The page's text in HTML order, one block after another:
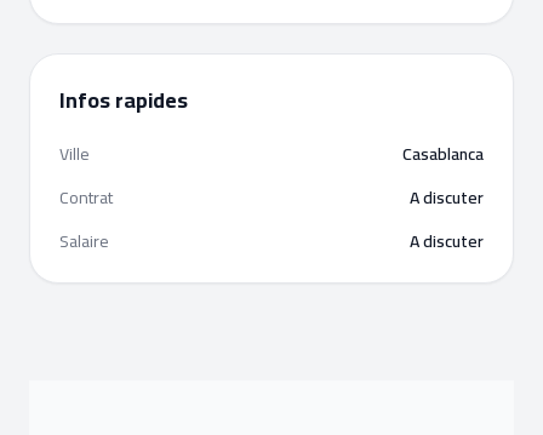
Infos rapides
Ville
Casablanca
Contrat
A discuter
Salaire
A discuter